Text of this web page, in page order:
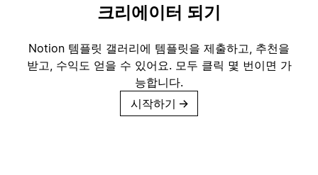
크리에이터 되기
Notion 템플릿 갤러리에 템플릿을 제출하고, 추천을
받고, 수익도 얻을 수 있어요. 모두 클릭 몇 번이면 가
능합니다.
시작하기 →